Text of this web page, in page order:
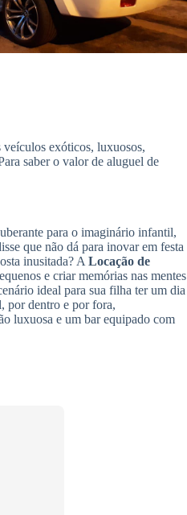
exóticos, luxuosos,
saber o valor de aluguel de
para o imaginário infantil,
que não dá para inovar em festa
inusitada? A Locação de
e criar memórias nas mentes
ideal para sua filha ter um dia
por dentro e por fora,
luxuosa e um bar equipado com